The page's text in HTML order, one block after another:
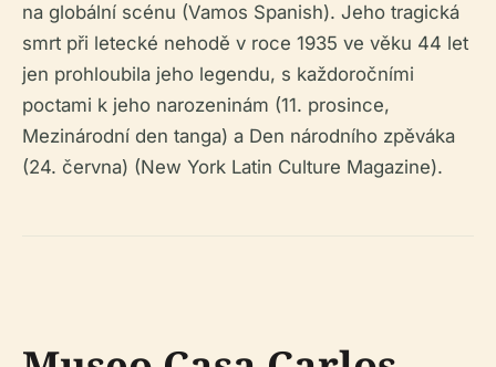
na globální scénu (Vamos Spanish). Jeho tragická
smrt při letecké nehodě v roce 1935 ve věku 44 let
jen prohloubila jeho legendu, s každoročními
poctami k jeho narozeninám (11. prosince,
Mezinárodní den tanga) a Den národního zpěváka
(24. června) (New York Latin Culture Magazine).